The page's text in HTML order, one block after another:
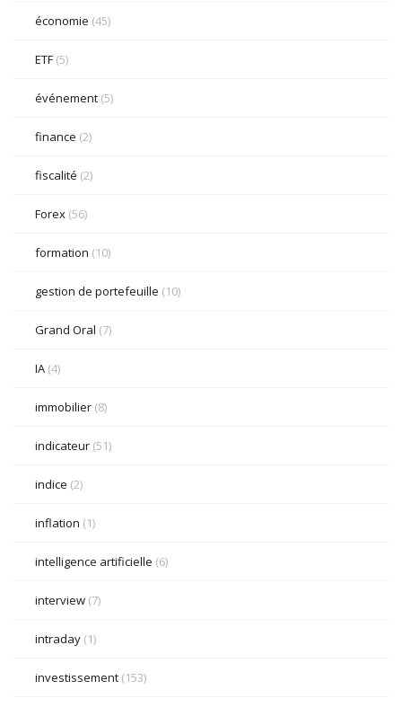
économie (45)
ETF (5)
événement (5)
finance (2)
fiscalité (2)
Forex (56)
formation (10)
gestion de portefeuille (10)
Grand Oral (7)
IA (4)
immobilier (8)
indicateur (51)
indice (2)
inflation (1)
intelligence artificielle (6)
interview (7)
intraday (1)
investissement (153)